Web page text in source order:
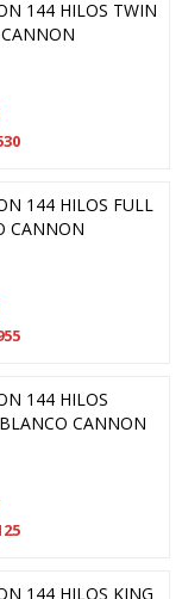
144 HILOS TWIN
144 HILOS FULL
CANNON
144 HILOS
CANNON
144 HILOS KING